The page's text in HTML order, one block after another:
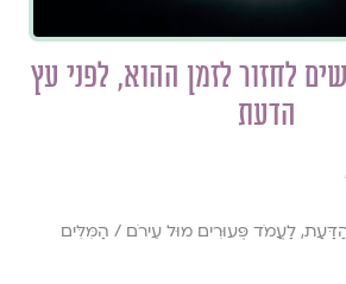
לחזור לזמן ההוא, לפני עץ
הדעת
,
לַעֲמֹד פְּעוּרִים מוּל עֵירֹם / הַמִּלִּים